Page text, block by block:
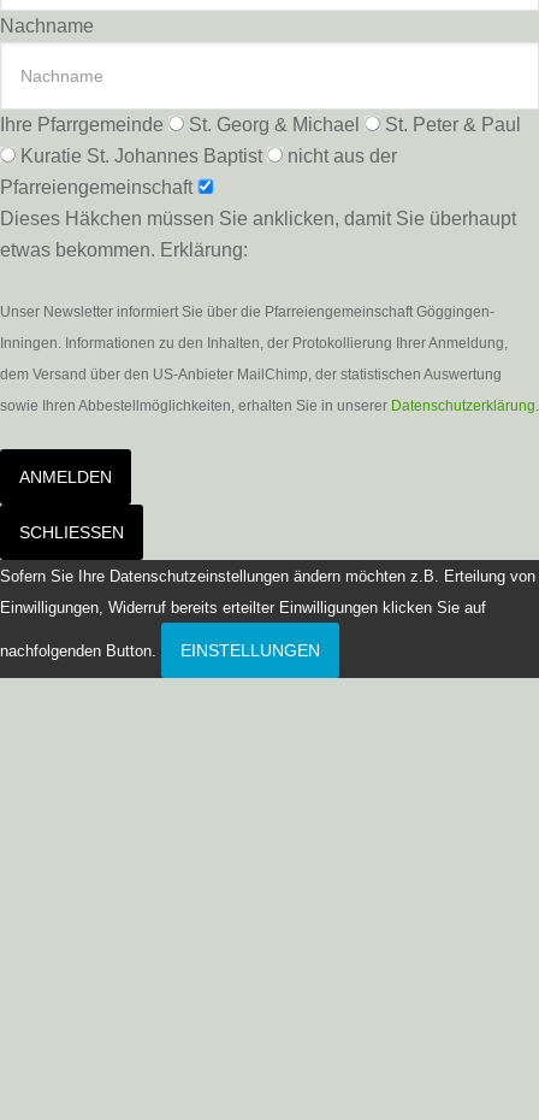
Nachname
Ihre Pfarrgemeinde St. Georg & Michael
St. Peter & Paul
Kuratie St. Johannes Baptist
nicht aus der
Pfarreiengemeinschaft
Dieses Häkchen müssen Sie anklicken, damit Sie überhaupt
etwas bekommen. Erklärung:
Unser Newsletter informiert Sie über die Pfarreiengemeinschaft Göggingen-
Inningen. Informationen zu den Inhalten, der Protokollierung Ihrer Anmeldung,
dem Versand über den US-Anbieter MailChimp, der statistischen Auswertung
sowie Ihren Abbestellmöglichkeiten, erhalten Sie in unserer Datenschutzerklärung.
ANMELDEN
SCHLIESSEN
Sofern Sie Ihre Datenschutzeinstellungen ändern möchten z.B. Erteilung von
Einwilligungen, Widerruf bereits erteilter Einwilligungen klicken Sie auf
nachfolgenden Button. EINSTELLUNGEN